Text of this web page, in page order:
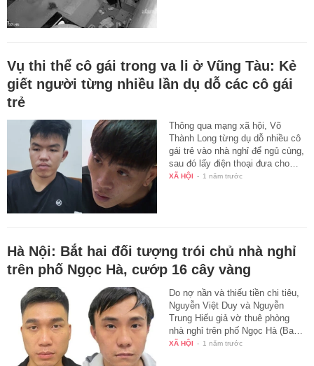
Vụ thi thể cô gái trong va li ở Vũng Tàu: Kẻ
giết người từng nhiều lần dụ dỗ các cô gái
trẻ
Thông qua mạng xã hội, Võ
Thành Long từng dụ dỗ nhiều cô
gái trẻ vào nhà nghỉ để ngủ cùng,
sau đó lấy điện thoại đưa cho…
XÃ HỘI - 1 năm trước
Hà Nội: Bắt hai đối tượng trói chủ nhà nghỉ
trên phố Ngọc Hà, cướp 16 cây vàng
Do nợ nần và thiếu tiền chi tiêu,
Nguyễn Việt Duy và Nguyễn
Trung Hiếu giả vờ thuê phòng
nhà nghỉ trên phố Ngọc Hà (Ba…
XÃ HỘI - 1 năm trước